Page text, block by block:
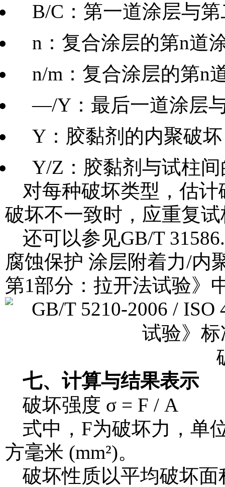
B/C：第一道涂层与
n：复合涂层的第n道
n/m：复合涂层的第n
—/Y：最后一道涂层
Y：胶黏剂的内聚破
Y/Z：胶黏剂与试柱
对每种破坏类型，估
破坏不一致时，应重复
还可以参见GB/T
腐蚀保护 涂层附着力/内
第1部分：拉开法试验》
七、计算与结果表示
破坏强度 σ = F / A
式中，F为破坏力，单
方毫米 (mm²)。
破坏性质以平均破坏